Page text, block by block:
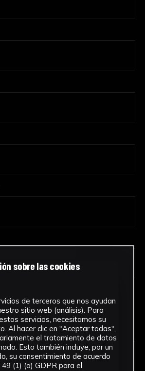
*
sobre las cookies
de terceros que nos ayudan
sitio web (análisis). Para
servicios, necesitamos su
Al hacer clic en "Aceptar todas",
el tratamiento de datos
Esto también incluye, por un
su consentimiento de acuerdo
49 (1) (a) GDPR para el